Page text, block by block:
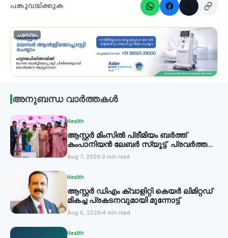
പങ്കുവയ്ക്കുക
പരസ്യം
അനുബന്ധ വാർത്തകൾ
Health
ആസ്റ്റർ മിംസിൽ പ്രീമിയം ബർത്ത്
കംപാനിയൻ ലേബർ സ്യൂട്ട് പ്രവർത്തനം
തുടങ്ങി
Aug 7, 2026 3 min read
Health
ആസ്റ്റർ ഡിഎം ക്വാളിറ്റി കെയർ ലിമിറ്റഡ്
മികച്ച പ്രകടനവുമായി മുന്നോട്ട്
Aug 6, 2026 4 min read
Health